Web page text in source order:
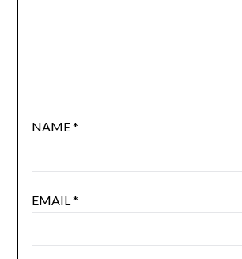
NAME*
EMAIL*